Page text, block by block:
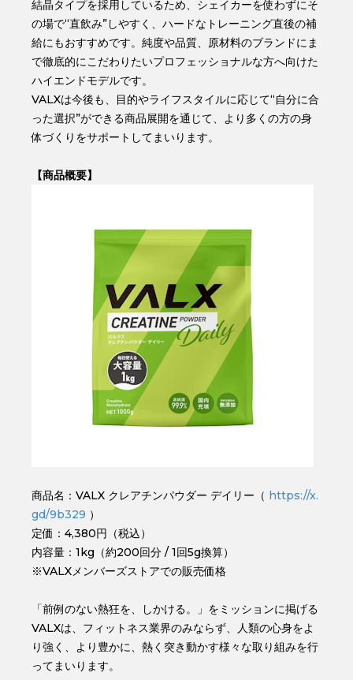
結晶タイプを採用しているため、シェイカーを使わずにそ
の場で“直飲み”しやすく、ハードなトレーニング直後の補
給にもおすすめです。純度や品質、原材料のブランドにま
で徹底的にこだわりたいプロフェッショナルな方へ向けた
ハイエンドモデルです。
VALXは今後も、目的やライフスタイルに応じて“自分に合
った選択”ができる商品展開を通じて、より多くの方の身
体づくりをサポートしてまいります。
【商品概要】
商品名：VALX クレアチンパウダー デイリー（ https://x.
gd/9b329 ）
定価：4,380円（税込）
内容量：1kg（約200回分 / 1回5g換算）
※VALXメンバーズストアでの販売価格
「前例のない熱狂を、しかける。」をミッションに掲げる
VALXは、フィットネス業界のみならず、人類の心身をよ
り強く、より豊かに、熱く突き動かす様々な取り組みを行
ってまいります。